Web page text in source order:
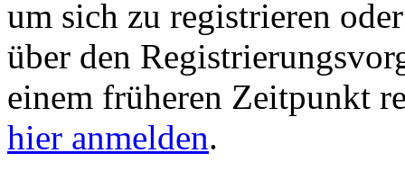
um sich zu registrieren
über den
einem früheren Zeitpunkt
hier anmelden.